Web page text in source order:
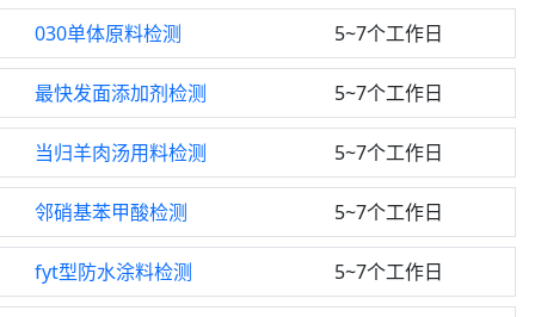
030单体原料检测 5~7个工作日
最快发面添加剂检测 5~7个工作日
当归羊肉汤用料检测 5~7个工作日
邻硝基苯甲酸检测 5~7个工作日
fyt型防水涂料检测 5~7个工作日